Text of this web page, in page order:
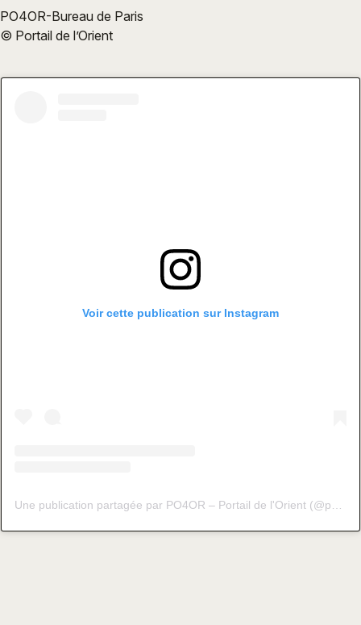
PO4OR-Bureau de Paris
© Portail de l’Orient
Voir cette publication sur Instagram